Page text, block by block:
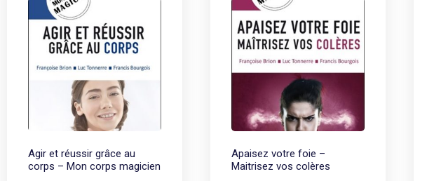
Agir et réussir grâce au
corps – Mon corps magicien
Apaisez votre foie –
Maitrisez vos colères